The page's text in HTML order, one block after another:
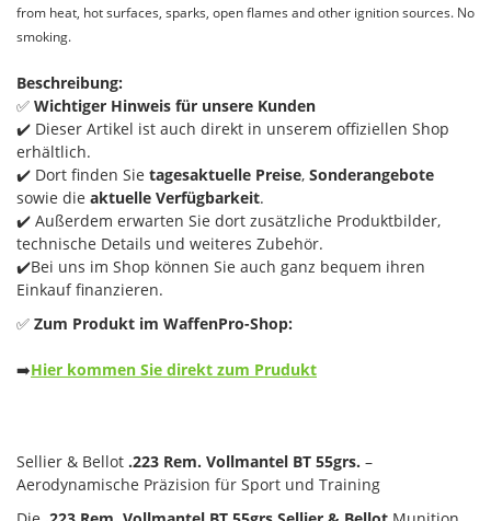
from heat, hot surfaces, sparks, open flames and other ignition sources. No
smoking.
Beschreibung:
✅ Wichtiger Hinweis für unsere Kunden
✔️ Dieser Artikel ist auch direkt in unserem offiziellen Shop
erhältlich.
✔️ Dort finden Sie tagesaktuelle Preise, Sonderangebote
sowie die aktuelle Verfügbarkeit.
✔️ Außerdem erwarten Sie dort zusätzliche Produktbilder,
technische Details und weiteres Zubehör.
✔️Bei uns im Shop können Sie auch ganz bequem ihren
Einkauf finanzieren.
✅ Zum Produkt im WaffenPro-Shop:
➡️Hier kommen Sie direkt zum Prudukt
Sellier & Bellot .223 Rem. Vollmantel BT 55grs. –
Aerodynamische Präzision für Sport und Training